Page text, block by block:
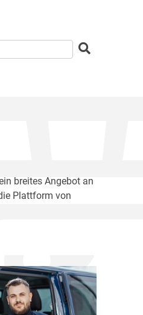
breites Angebot an
Plattform von